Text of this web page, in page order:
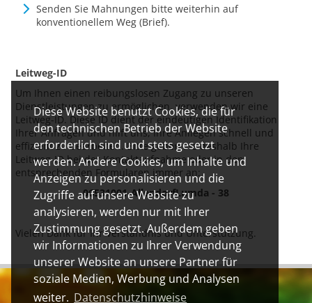
Diese Website benutzt Cookies, die für
den technischen Betrieb der Website
erforderlich sind und stets gesetzt
werden. Andere Cookies, um Inhalte und
Anzeigen zu personalisieren und die
Zugriffe auf unsere Website zu
analysieren, werden nur mit Ihrer
Zustimmung gesetzt. Außerdem geben
wir Informationen zu Ihrer Verwendung
unserer Website an unsere Partner für
soziale Medien, Werbung und Analysen
weiter. Datenschutzhinweise
Senden Sie Mahnungen bitte weiterhin auf
konventionellem Weg (Brief).
Leitweg-ID
Um Ihnen einen reibungslosen Zugang zu unseren
Dienstleistungen zu ermöglichen, verwenden wir eine
Leitweg-ID. Diese ID dient der eindeutigen Identifikation
Ihrer Anfragen und hilft uns, Ihre Anliegen schnell und
effizient zu bearbeiten. Bitte geben Sie deshalb Ihre
Leitweg-ID bei der Kontaktaufnahme oder in den
entsprechenden Formularen immer an:
06531001-AllendorfLumda - 38
Vielen Dank für Ihr Verständnis und Unterstützung.